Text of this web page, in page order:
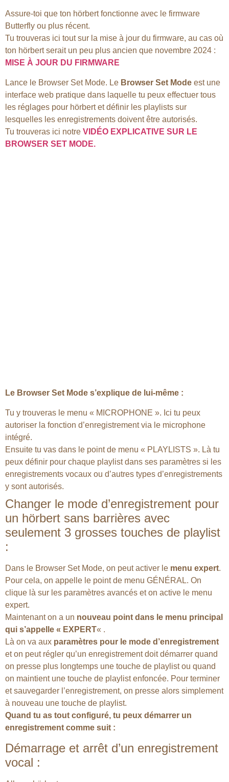
Assure-toi que ton hörbert fonctionne avec le firmware
Butterfly ou plus récent.
Tu trouveras ici tout sur la mise à jour du firmware, au cas où
ton hörbert serait un peu plus ancien que novembre 2024 :
MISE À JOUR DU FIRMWARE
Lance le Browser Set Mode. Le Browser Set Mode est une
interface web pratique dans laquelle tu peux effectuer tous
les réglages pour hörbert et définir les playlists sur
lesquelles les enregistrements doivent être autorisés.
Tu trouveras ici notre VIDÉO EXPLICATIVE SUR LE
BROWSER SET MODE.
Le Browser Set Mode s’explique de lui-même :
Tu y trouveras le menu « MICROPHONE ». Ici tu peux
autoriser la fonction d’enregistrement via le microphone
intégré.
Ensuite tu vas dans le point de menu « PLAYLISTS ». Là tu
peux définir pour chaque playlist dans ses paramètres si les
enregistrements vocaux ou d’autres types d’enregistrements
y sont autorisés.
Changer le mode d’enregistrement pour
un hörbert sans barrières avec
seulement 3 grosses touches de playlist
:
Dans le Browser Set Mode, on peut activer le menu expert.
Pour cela, on appelle le point de menu GÉNÉRAL. On
clique là sur les paramètres avancés et on active le menu
expert.
Maintenant on a un nouveau point dans le menu principal
qui s’appelle « EXPERT« .
Là on va aux paramètres pour le mode d’enregistrement
et on peut régler qu’un enregistrement doit démarrer quand
on presse plus longtemps une touche de playlist ou quand
on maintient une touche de playlist enfoncée. Pour terminer
et sauvegarder l’enregistrement, on presse alors simplement
à nouveau une touche de playlist.
Quand tu as tout configuré, tu peux démarrer un
enregistrement comme suit :
Démarrage et arrêt d’un enregistrement
vocal :